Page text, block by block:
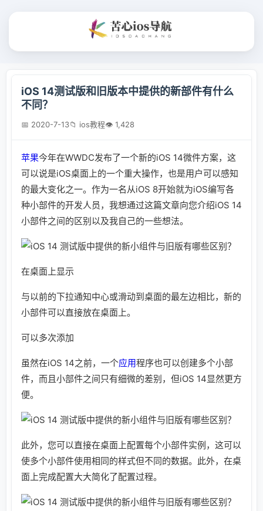
iOS 14测试版和旧版本中提供的新部件有什么
不同？
📅 2020-7-13📁 ios教程👁 1,428
苹果今年在WWDC发布了一个新的iOS 14微件方案，这
可以说是iOS桌面上的一个重大操作，也是用户可以感知
的最大变化之一。作为一名从iOS 8开始就为iOS编写各
种小部件的开发人员，我想通过这篇文章向您介绍iOS 14
小部件之间的区别以及我自己的一些想法。
在桌面上显示
与以前的下拉通知中心或滑动到桌面的最左边相比，新的
小部件可以直接放在桌面上。
可以多次添加
虽然在iOS 14之前，一个应用程序也可以创建多个小部
件，而且小部件之间只有细微的差别，但iOS 14显然更方
便。
此外，您可以直接在桌面上配置每个小部件实例，这可以
使多个小部件使用相同的样式但不同的数据。此外，在桌
面上完成配置大大简化了配置过程。